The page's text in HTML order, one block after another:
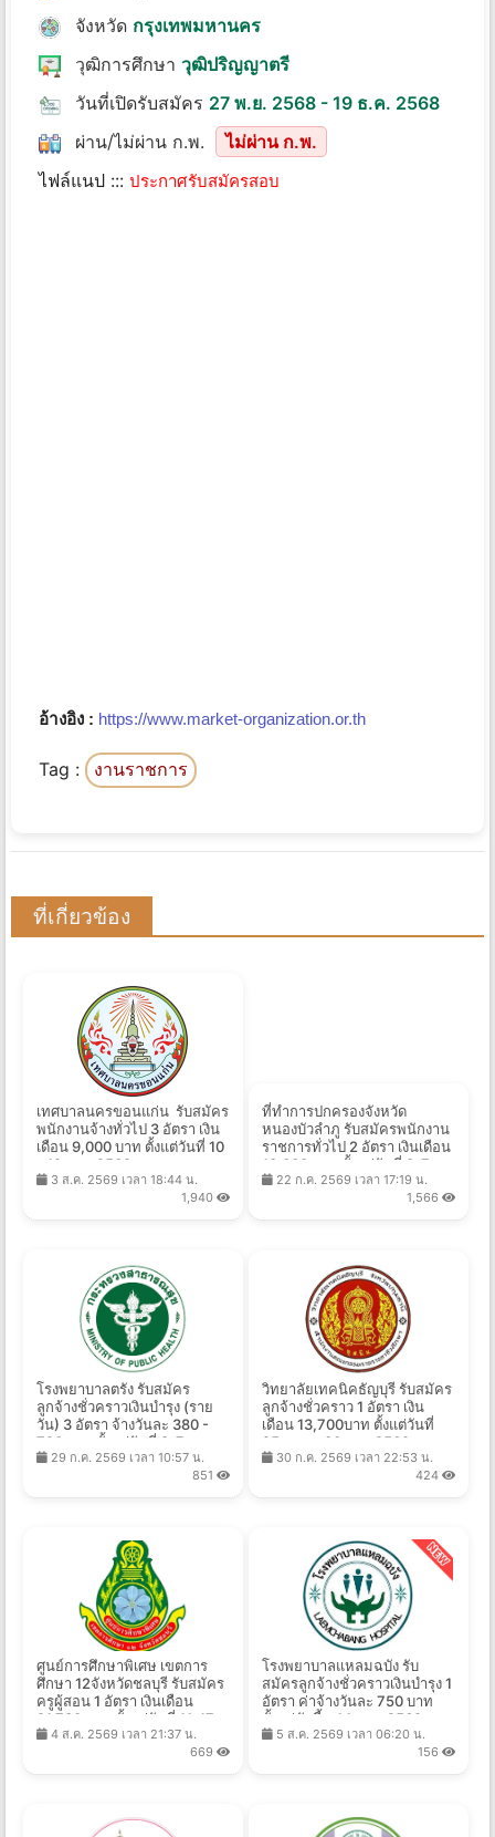
จังหวัด กรุงเทพมหานคร
วุฒิการศึกษา วุฒิปริญญาตรี
วันที่เปิดรับสมัคร 27 พ.ย. 2568 - 19 ธ.ค. 2568
ผ่าน/ไม่ผ่าน ก.พ.
ไม่ผ่าน ก.พ.
ไฟล์แนป ::: ประกาศรับสมัครสอบ
อ้างอิง : https://www.market-organization.or.th
Tag : งานราชการ
ที่เกี่ยวข้อง
เทศบาลนครขอนแก่น รับสมัคร
พนักงานจ้างทั่วไป 3 อัตรา เงิน
เดือน 9,000 บาท ตั้งแต่วันที่ 10
- 19 ส.ค. 2569
3 ส.ค. 2569 เวลา 18:44 น.
1,940
ที่ทำการปกครองจังหวัด
หนองบัวลำภู รับสมัครพนักงาน
ราชการทั่วไป 2 อัตรา เงินเดือน
13,660 บาท ตั้งแต่วันที่ 3-7
ส.ค. 2569
22 ก.ค. 2569 เวลา 17:19 น.
1,566
โรงพยาบาลตรัง รับสมัคร
ลูกจ้างชั่วคราวเงินบำรุง (ราย
วัน) 3 อัตรา จ้างวันละ 380 -
790 บาท ตั้งแต่วันที่ 3-7 ส.ค.
256929 ก.ค. 2569 เวลา 10:57 น.
851
วิทยาลัยเทคนิคธัญบุรี รับสมัคร
ลูกจ้างชั่วคราว 1 อัตรา เงิน
เดือน 13,700บาท ตั้งแต่วันที่
25 ส.ค. - 30 ก.ย. 2569
30 ก.ค. 2569 เวลา 22:53 น.
424
ศูนย์การศึกษาพิเศษ เขตการ
ศึกษา 12จังหวัดชลบุรี รับสมัคร
ครูผู้สอน 1 อัตรา เงินเดือน
21,780 บาท ตั้งแต่วันที่ 11-17
ส.ค. 2569
4 ส.ค. 2569 เวลา 21:37 น.
669
โรงพยาบาลแหลมฉบัง รับ
สมัครลูกจ้างชั่วคราวเงินบำรุง 1
อัตรา ค่าจ้างวันละ 750 บาท
ตั้งแต่บัดนี้ - 14 ส.ค. 2569
5 ส.ค. 2569 เวลา 06:20 น.
156